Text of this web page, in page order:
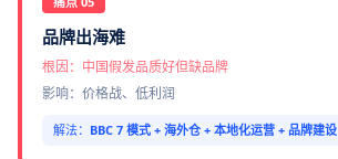
品牌出海难
根因：中国假发品质好但缺品牌
影响：价格战、低利润
解法： BBC 7 模式 + 海外仓 + 本地化运营 + 品牌建设